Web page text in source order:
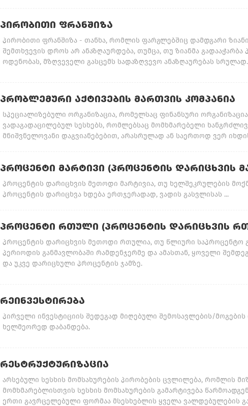
ᲞᲘᲠᲝᲑᲘᲗᲘ ᲤᲠᲐᲜᲨᲘᲖᲐ
პირობითი ფრანშიზა - თანხა, რომლის ფარგლებშიც დამდგარი
შემთხვევის დროს არ ანაზღაურდება, თუმცა, თუ ზიანმა
ოდენობას, მზღვეველი გასცემს სადაზღვევო ანაზღაურებას სრულად.
ᲞᲠᲝᲑᲚᲔᲛᲣᲠᲘ ᲐᲥᲢᲘᲕᲔᲑᲘᲡ ᲛᲐᲠᲗᲕᲘᲡ ᲙᲝᲛᲞᲐᲜᲘᲐ
სპეციალიზებული ორგანიზაცია, რომელსაც ფინანსური
ვადაგადაცილებულ სესხებს, რომლებსაც მომხმარებელი
მნიშვნელოვანი დაგვიანებებით, არასრულად ან საერთოდ ვერ
ᲞᲠᲝᲪᲔᲜᲢᲘ ᲛᲐᲠᲢᲘᲕᲘ (ᲞᲠᲝᲪᲔᲜᲢᲘᲡ ᲓᲐᲠᲘᲪᲮᲕᲘᲡ
პროცენტის დარიცხვის მეთოდი მარტივია, თუ ხელშეკრულების
პროცენტის დარიცხვა ხდება ერთჯერადად, ვადის გასვლისას ...
ᲞᲠᲝᲪᲔᲜᲢᲘ ᲠᲗᲣᲚᲘ (ᲞᲠᲝᲪᲔᲜᲢᲘᲡ ᲓᲐᲠᲘᲪᲮᲕᲘᲡ
პროცენტის დარიცხვის მეთოდი რთულია, თუ წლიური საპროცენტო
პერიოდის განმავლობაში რამდენჯერმე და ამასთან, ყოველი
და უკვე დარიცხული პროცენტის ჯამზე.
ᲠᲔᲘᲜᲕᲔᲡᲢᲘᲠᲔᲑᲐ
პირველი ინვესტიციის შედეგად მიღებული შემოსავლების/მოგების
ხელმეორედ დაბანდება.
ᲠᲔᲡᲢᲠᲣᲥᲢᲣᲠᲘᲖᲐᲪᲘᲐ
არსებული სესხის მომსახურების პირობების ცვლილება, რომლის
მომხმარებლისთვის სესხის მომსახურების გამარტივება
ერთი გავრცელებული ფორმაა მსესხებლის ყველა ვალდებულების